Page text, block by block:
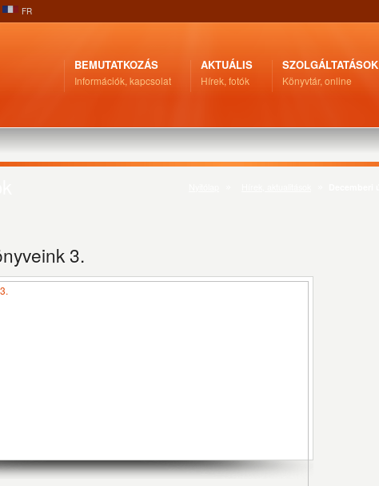
FR
BEMUTATKOZÁS
Információk, kapcsolat
AKTUÁLIS
Hírek, fotók
SZOLGÁLTATÁSOK
Könyvtár, online
3.